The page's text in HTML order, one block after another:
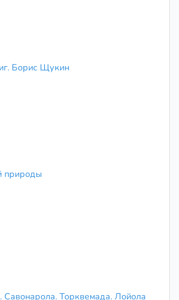
Борис Щукин
природы
Торквемада. Лойола